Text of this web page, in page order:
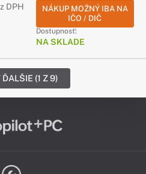
DPH
NÁKUP MOŽNÝ IBA NA
IČO / DIČ
Dostupnosť:
NA SKLADE
(1 Z 9)